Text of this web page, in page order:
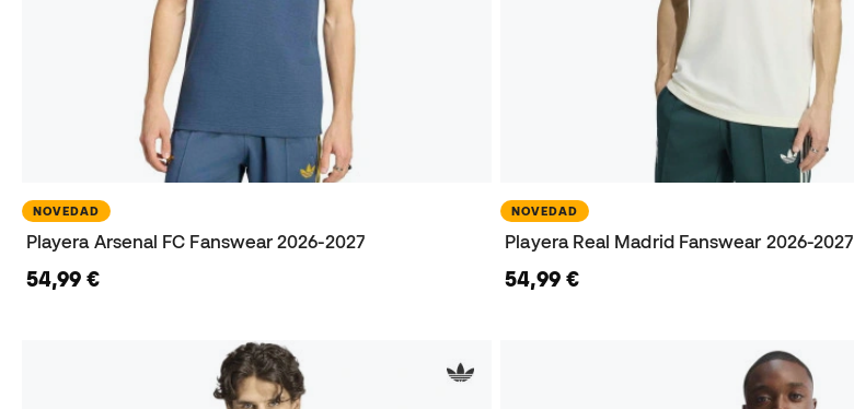
NOVEDAD
Playera Arsenal FC Fanswear 2026-2027
54,99 €
NOVEDAD
Playera Real Madrid Fanswear 2026-2027
54,99 €